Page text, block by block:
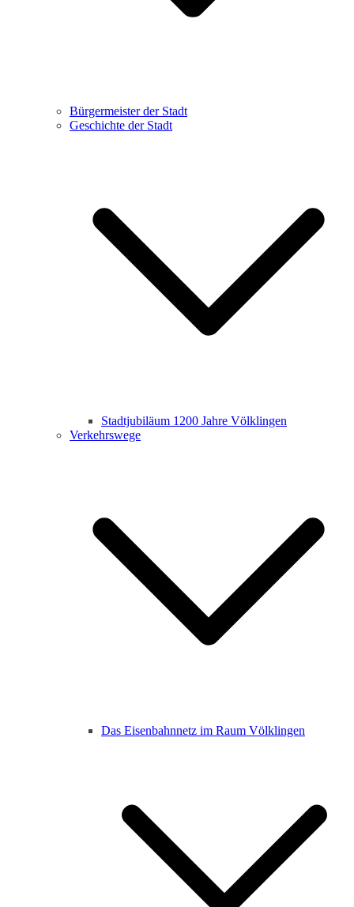
Bürgermeister der Stadt
Geschichte der Stadt
Stadtjubiläum 1200 Jahre Völklingen
Verkehrswege
Das Eisenbahnnetz im Raum Völklingen